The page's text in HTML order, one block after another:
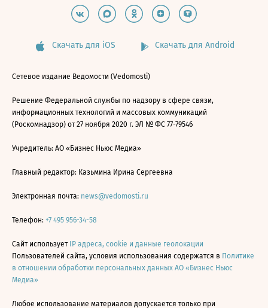
Скачать для iOS Скачать для Android
Сетевое издание Ведомости (Vedomosti)
Решение Федеральной службы по надзору в сфере связи,
информационных технологий и массовых коммуникаций
(Роскомнадзор) от 27 ноября 2020 г. ЭЛ № ФС 77-79546
Учредитель: АО «Бизнес Ньюс Медиа»
Главный редактор: Казьмина Ирина Сергеевна
Электронная почта: news@vedomosti.ru
Телефон: +7 495 956-34-58
Сайт использует IP адреса, cookie и данные геолокации
Пользователей сайта, условия использования содержатся в Политике
в отношении обработки персональных данных АО «Бизнес Ньюс
Медиа»
Любое использование материалов допускается только при